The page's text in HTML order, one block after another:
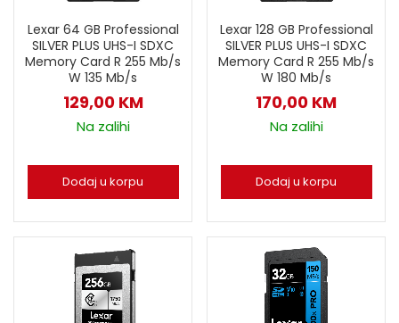
Lexar 64 GB Professional
SILVER PLUS UHS-I SDXC
Memory Card R 255 Mb/s
W 135 Mb/s
129,00 KM
Na zalihi
Dodaj u korpu
Lexar 128 GB Professional
SILVER PLUS UHS-I SDXC
Memory Card R 255 Mb/s
W 180 Mb/s
170,00 KM
Na zalihi
Dodaj u korpu